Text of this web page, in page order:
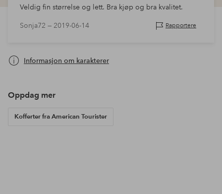
Veldig fin størrelse og lett. Bra kjøp og bra kvalitet.
Sonja72 — 2019-06-14 Rapportere
Informasjon om karakterer
Oppdag mer
Kofferter fra American Tourister